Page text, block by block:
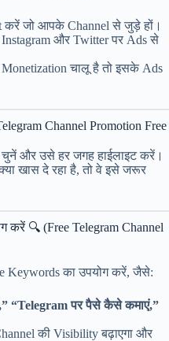
करें जो आपके Channel से जुड़े हों।
Instagram और Twitter पर Ads से
चालू है तो इसके Ads
Channel Promotion Free
चुनें और उसे हर जगह हाईलाइट करें।
खास दे रहा है, तो वे इसे जरूर
करें 🔍 (Free Telegram Channel
Keywords का उपयोग करें, जैसे:
“Telegram पर पैसे कैसे कमाएं,”
की Visibility बढ़ाएगा और